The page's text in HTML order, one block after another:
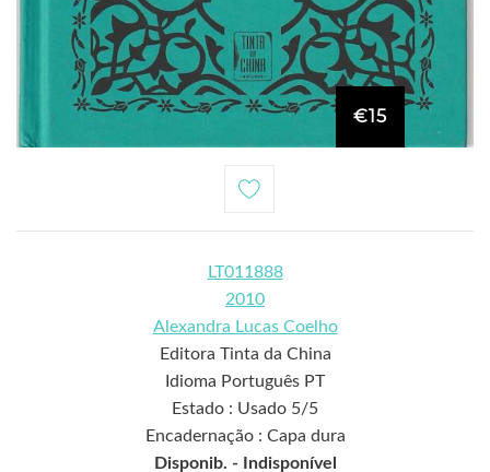
€15
LT011888
2010
Alexandra Lucas Coelho
Editora Tinta da China
Idioma Português PT
Estado : Usado 5/5
Encadernação : Capa dura
Disponib. -
Indisponível